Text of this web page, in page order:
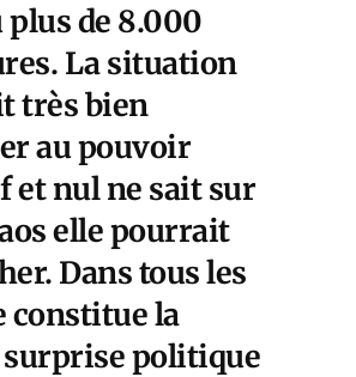
plus de 8.000
La situation
très bien
au pouvoir
et nul ne sait sur
elle pourrait
Dans tous les
constitue la
surprise politique